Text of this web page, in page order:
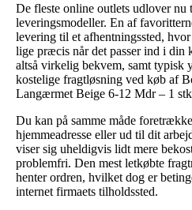
De fleste online outlets udlover nu
leveringsmodeller. En af
levering til et afhentningssted,
lige præcis når det passer ind i din
altså virkelig bekvem, samt typisk
kostelige fragtløsning ved køb af
Langærmet Beige 6-12 Mdr – 1
Du kan på samme måde
hjemmeadresse eller ud til dit
viser sig uheldigvis lidt mere
problemfri. Den mest letkøbte
henter ordren, hvilket dog er
internet firmaets tilholdssted.